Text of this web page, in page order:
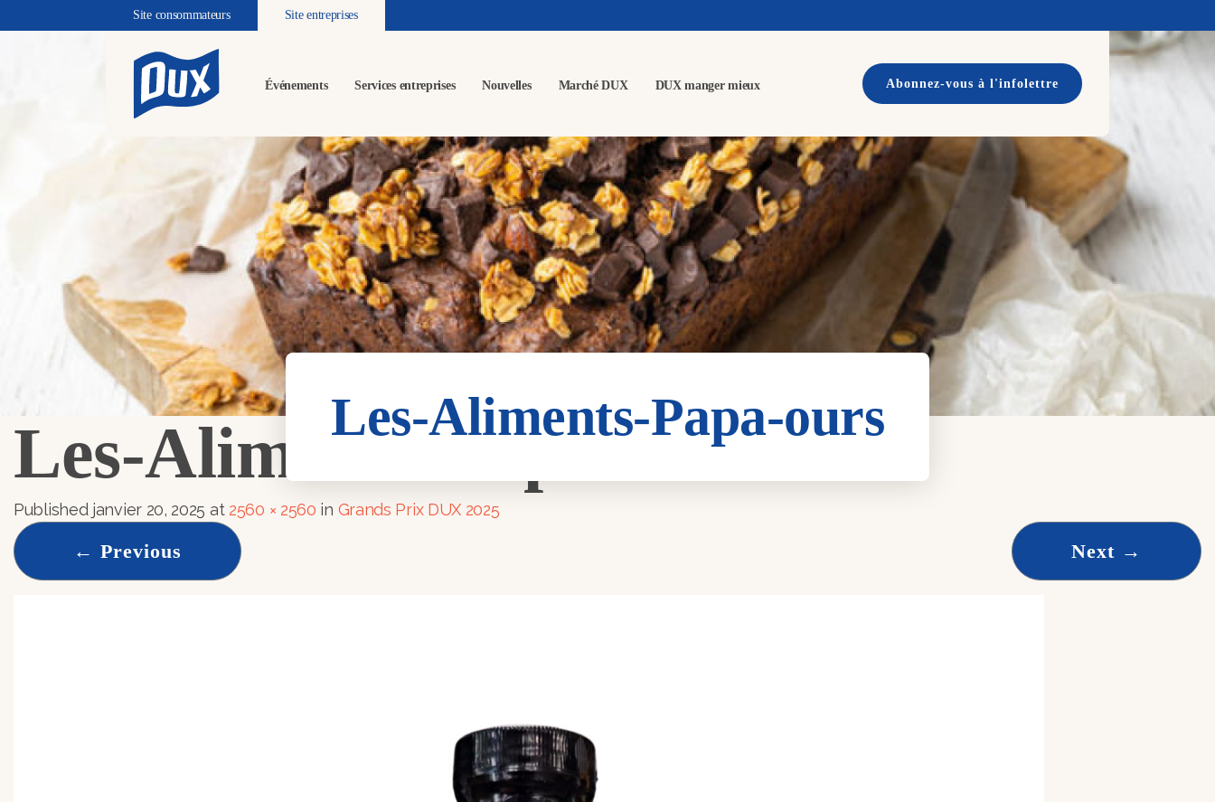
Site consommateurs Site entreprises
Événements Services entreprises Nouvelles Marché DUX DUX manger mieux Abonnez-vous à l'infolettre
Les-Aliments-Papa-ours
Les-Aliments-Papa-ours
Published janvier 20, 2025 at 2560 × 2560 in Grands Prix DUX 2025
← Previous Next →